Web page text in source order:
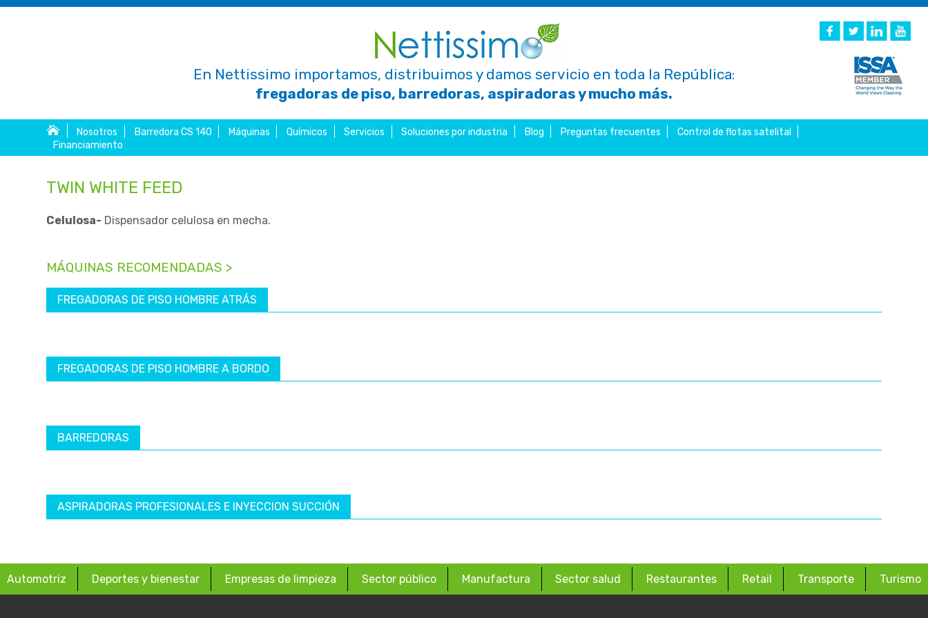
En Nettissimo importamos, distribuimos y damos servicio en toda la República:
fregadoras de piso, barredoras, aspiradoras y mucho más.
Nosotros Barredora CS 140 Máquinas Químicos Servicios Soluciones por industria Blog Preguntas frecuentes
Control de flotas satelital
Financiamiento
TWIN WHITE FEED
Celulosa- Dispensador celulosa en mecha.
MÁQUINAS RECOMENDADAS >
FREGADORAS DE PISO HOMBRE ATRÁS
FREGADORAS DE PISO HOMBRE A BORDO
BARREDORAS
ASPIRADORAS PROFESIONALES E INYECCION SUCCIÓN
Automotriz Deportes y bienestar Empresas de limpieza Sector público Manufactura Sector salud Restaurantes Retail Transporte Turismo